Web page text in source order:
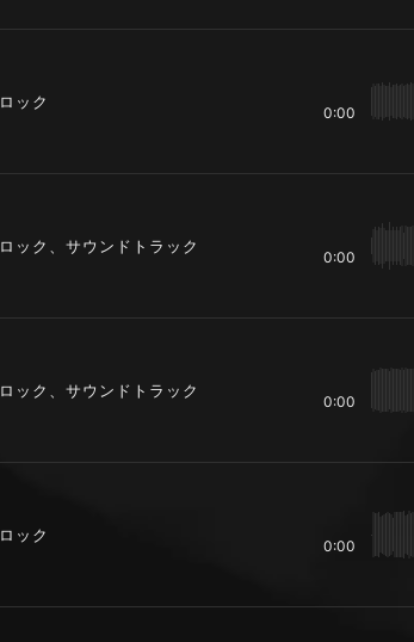
ロック
0:00
ロック、サウンドトラック
0:00
ロック、サウンドトラック
0:00
ロック
0:00